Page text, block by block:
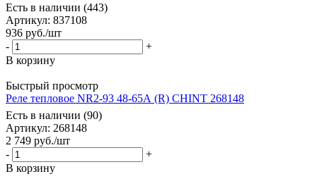
Есть в наличии (443)
Артикул: 837108
936 руб./шт
-
+
В корзину
Быстрый просмотр
Реле тепловое NR2-93 48-65А (R) CHINT 268148
Есть в наличии (90)
Артикул: 268148
2 749 руб./шт
-
+
В корзину